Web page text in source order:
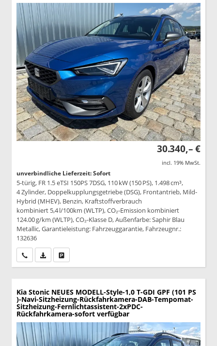
30.340,– €
incl. 19% MwSt.
unverbindliche Lieferzeit: Sofort
5-türig, FR 1.5 eTSI 150PS 7DSG, 110 kW (150 PS), 1.498 cm³,
4 Zylinder, Doppelkupplungsgetriebe (DSG), Frontantrieb, Mild-
Hybrid (MHEV), Benzin, Kraftstoffverbrauch
kombiniert 5,4 l/100km (WLTP), CO₂-Emission kombiniert
124.00 g/km (WLTP), CO₂-Klasse D, Außenfarbe: Saphir Blau
Metallic, Garantieleistung: Fahrzeuggarantie, Fahrzeugnr.:
132636
Wir rufen Sie anPDF-Datei, Fahrzeugexposé drucken
Kia Stonic NEUES MODELL-Style-1,0 T-GDI GPF (101 PS
)-Navi-Sitzheizung-Rückfahrkamera-DAB-Tempomat-
Sitzheizung-Fernlichtassistent-2xPDC-
Rückfahrkamera-sofort verfügbar